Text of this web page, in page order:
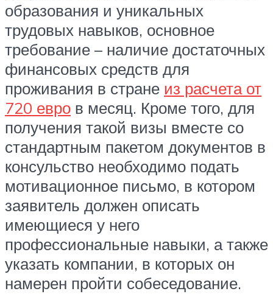
образования и уникальных
трудовых навыков, основное
требование – наличие достаточных
финансовых средств для
проживания в стране из расчета от
720 евро в месяц. Кроме того, для
получения такой визы вместе со
стандартным пакетом документов в
консульство необходимо подать
мотивационное письмо, в котором
заявитель должен описать
имеющиеся у него
профессиональные навыки, а также
указать компании, в которых он
намерен пройти собеседование.